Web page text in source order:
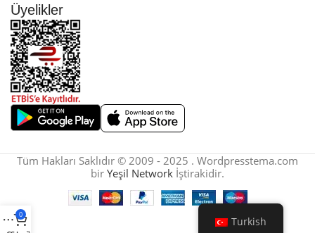
Üyelikler
Tüm Hakları Saklıdır © 2009 - 2025 . Wordpresstema.com
bir Yeşil Network İştirakidir.
Turkish
0